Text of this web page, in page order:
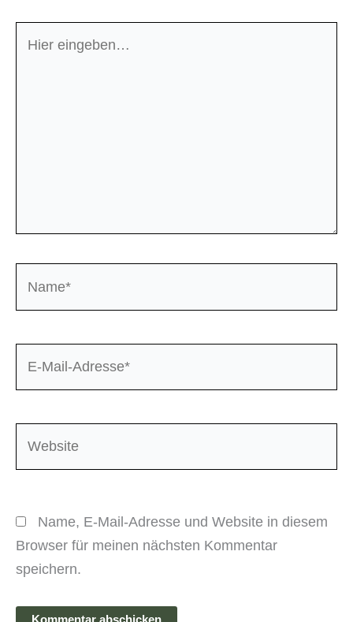
eingeben…
Name, E-Mail-Adresse und Website in diesem
Browser für meinen nächsten Kommentar
speichern.